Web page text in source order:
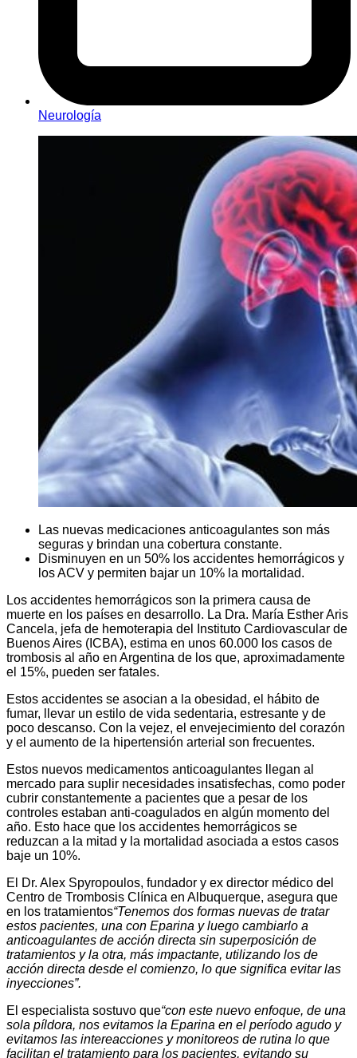
Neurología
Las nuevas medicaciones anticoagulantes son más
seguras y brindan una cobertura constante.
Disminuyen en un 50% los accidentes hemorrágicos y
los ACV y permiten bajar un 10% la mortalidad.
Los accidentes hemorrágicos son la primera causa de
muerte en los países en desarrollo. La Dra. María Esther Aris
Cancela, jefa de hemoterapia del Instituto Cardiovascular de
Buenos Aires (ICBA), estima en unos 60.000 los casos de
trombosis al año en Argentina de los que, aproximadamente
el 15%, pueden ser fatales.
Estos accidentes se asocian a la obesidad, el hábito de
fumar, llevar un estilo de vida sedentaria, estresante y de
poco descanso. Con la vejez, el envejecimiento del corazón
y el aumento de la hipertensión arterial son frecuentes.
Estos nuevos medicamentos anticoagulantes llegan al
mercado para suplir necesidades insatisfechas, como poder
cubrir constantemente a pacientes que a pesar de los
controles estaban anti-coagulados en algún momento del
año. Esto hace que los accidentes hemorrágicos se
reduzcan a la mitad y la mortalidad asociada a estos casos
baje un 10%.
El Dr. Alex Spyropoulos, fundador y ex director médico del
Centro de Trombosis Clínica en Albuquerque, asegura que
en los tratamientos“Tenemos dos formas nuevas de tratar
estos pacientes, una con Eparina y luego cambiarlo a
anticoagulantes de acción directa sin superposición de
tratamientos y la otra, más impactante, utilizando los de
acción directa desde el comienzo, lo que significa evitar las
inyecciones”.
El especialista sostuvo que“con este nuevo enfoque, de una
sola píldora, nos evitamos la Eparina en el período agudo y
evitamos las intereacciones y monitoreos de rutina lo que
facilitan el tratamiento para los pacientes, evitando su